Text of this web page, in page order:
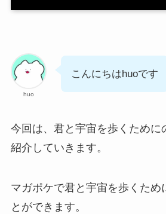
huo
こんにちはhuoです
今回は、君と宇宙を歩くために
紹介していきます。
マガポケで君と宇宙を歩くため
とができます。